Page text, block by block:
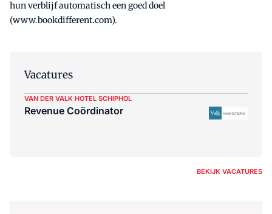
hun verblijf automatisch een goed doel
(www.bookdifferent.com).
Vacatures
VAN DER VALK HOTEL SCHIPHOL
Revenue Coördinator
BEKIJK VACATURES